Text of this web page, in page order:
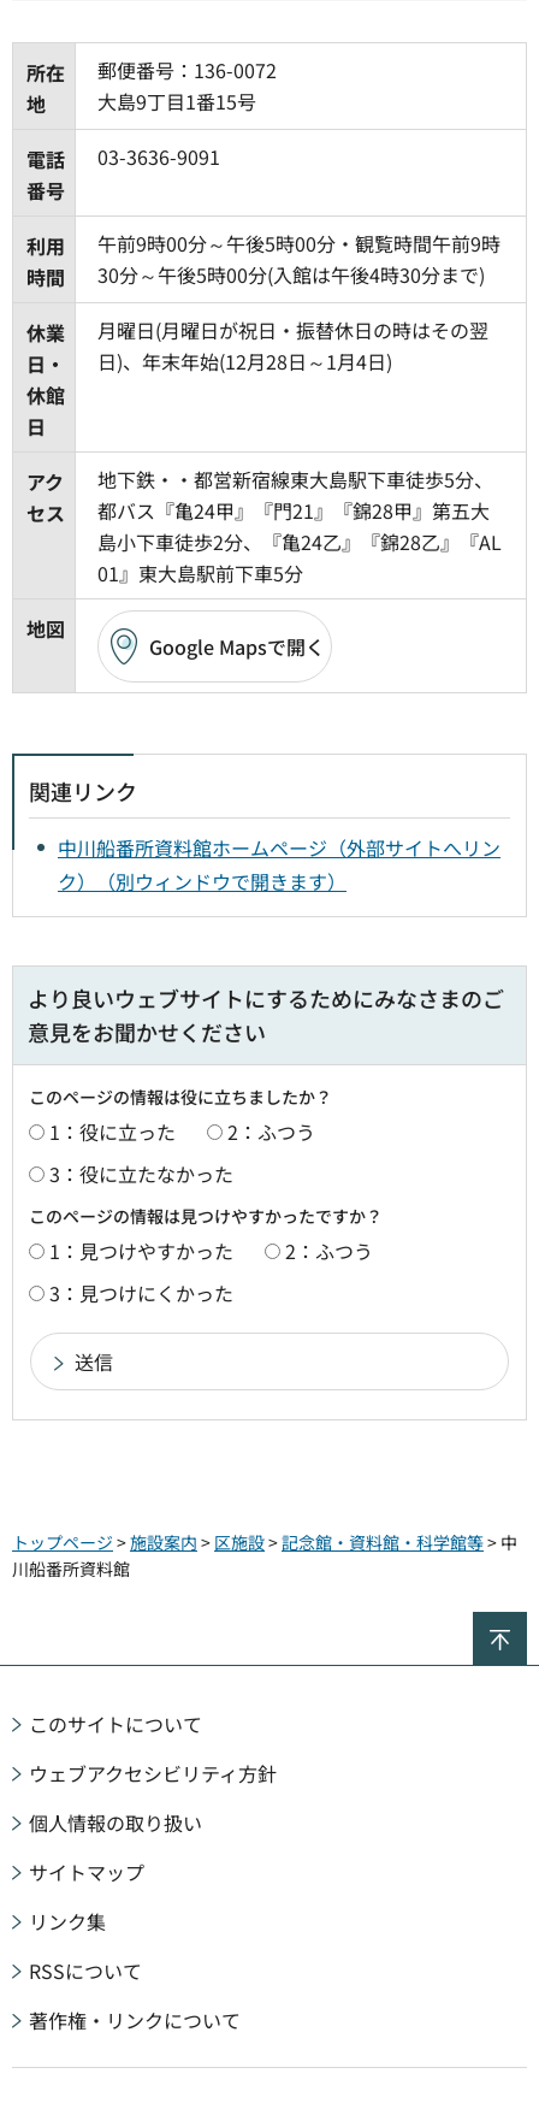
所在
地
郵便番号：136-0072
大島9丁目1番15号
電話
番号
03-3636-9091
利用
時間
午前9時00分～午後5時00分・観覧時間午前9時
30分～午後5時00分(入館は午後4時30分まで)
休業
日・
休館
日
月曜日(月曜日が祝日・振替休日の時はその翌
日)、年末年始(12月28日～1月4日)
アク
セス
地下鉄・・都営新宿線東大島駅下車徒歩5分、
都バス『亀24甲』『門21』『錦28甲』第五大
島小下車徒歩2分、『亀24乙』『錦28乙』『AL
01』東大島駅前下車5分
地図
Google Mapsで開く
関連リンク
中川船番所資料館ホームページ（外部サイトへリン
ク）（別ウィンドウで開きます）
より良いウェブサイトにするためにみなさまのご
意見をお聞かせください
このページの情報は役に立ちましたか？
1：役に立った
2：ふつう
3：役に立たなかった
このページの情報は見つけやすかったですか？
1：見つけやすかった
2：ふつう
3：見つけにくかった
トップページ >施設案内 > 区施設>記念館・資料館・科学館等> 中
川船番所資料館
このサイトについて
ウェブアクセシビリティ方針
個人情報の取り扱い
サイトマップ
リンク集
RSSについて
著作権・リンクについて